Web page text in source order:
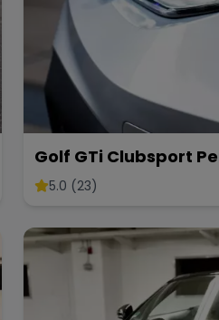
Golf GTi Clubsport
Paket
5.0 (23)